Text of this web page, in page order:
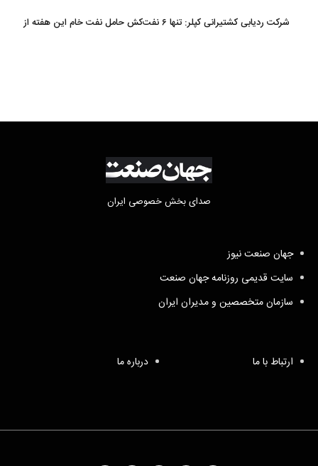
شرکت ردیابی کشتیرانی کپلر: تنها ۶ نفت‌کش حامل نفت خام این هفته از
صدای بخش خصوصی ایران
جهان صنعت نیوز
سایت قدیمی روزنامه جهان صنعت
سازمان متخصصین و مدیران ایران
ارتباط با ما درباره ما